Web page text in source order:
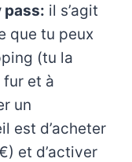
pass: il s’agit
que tu peux
(tu la
et à
un
est d’acheter
et d’activer